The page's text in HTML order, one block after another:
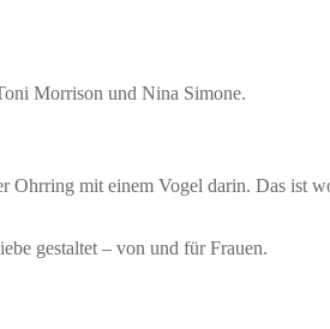
Morrison und Nina Simone.
mit einem Vogel darin. Das ist
gestaltet – von und für Frauen.